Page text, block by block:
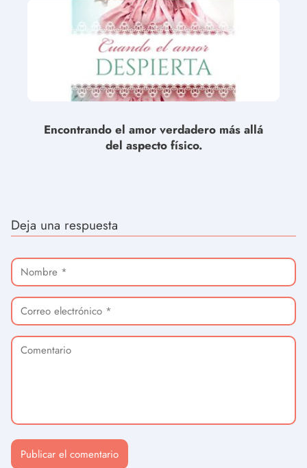
Encontrando el amor verdadero más allá
del aspecto físico.
Deja una respuesta